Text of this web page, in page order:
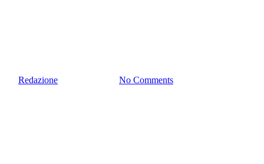
Redazione No Comments